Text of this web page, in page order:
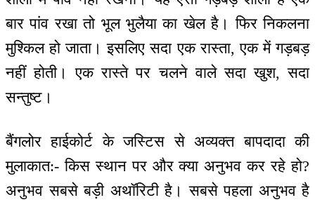
बार पांव रखा तो भूल भुलैया का खेल है। फिर निकलना
मुश्किल हो जाता। इसलिए सदा एक रास्ता, एक में गड़बड़
नहीं होती। एक रास्ते पर चलने वाले सदा खुश, सदा
सन्तुष्ट।
बैंगलोर हाईकोर्ट के जस्टिस से अव्यक्त बापदादा की
मुलाकात:- किस स्थान पर और क्या अनुभव कर रहे हो?
अनुभव सबसे बड़ी अथॉरिटी है। सबसे पहला अनुभव है